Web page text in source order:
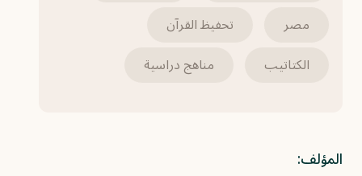
مصر
تحفيظ القرآن
الكتاتيب
مناهج دراسية
المؤلف: